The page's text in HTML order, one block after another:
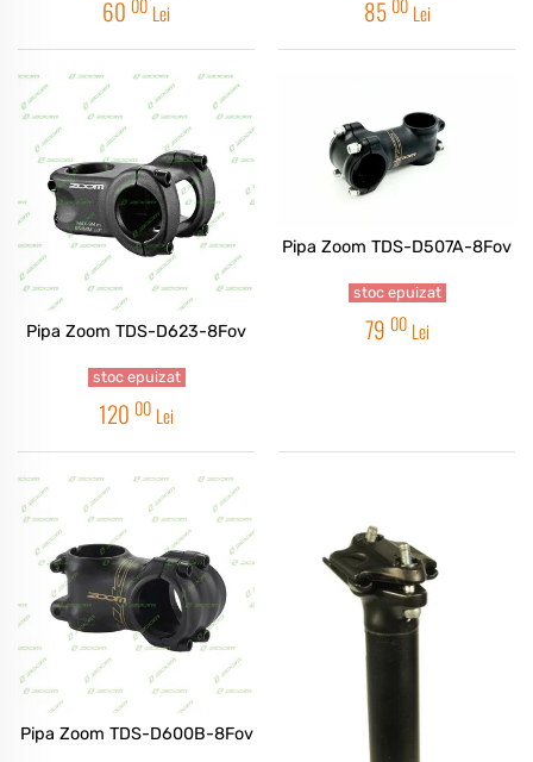
60 Lei 85 Lei
Pipa Zoom TDS-D623-8Fov
stoc epuizat
120 00 Lei
Pipa Zoom TDS-D507A-8Fov
stoc epuizat
79 00 Lei
Pipa Zoom TDS-D600B-8Fov